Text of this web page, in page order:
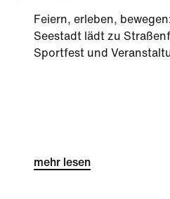
Feiern, erleben,
Seestadt lädt zu
Sportfest und
mehr lesen